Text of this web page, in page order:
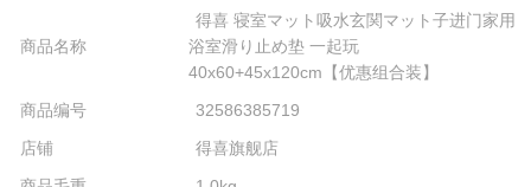
商品名称
得喜 寝室マット吸水玄関マット子进门家用
浴室滑り止め垫 一起玩
40x60+45x120cm【优惠组合装】
商品编号
32586385719
店铺
得喜旗舰店